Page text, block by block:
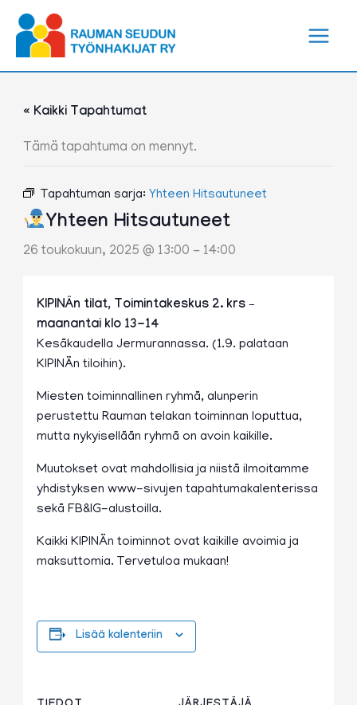
sisältöön
« Kaikki Tapahtumat
Tämä tapahtuma on mennyt.
Tapahtuman sarja:Yhteen Hitsautuneet
Yhteen Hitsautuneet
26 toukokuun, 2025 @ 13:00 - 14:00
KIPINÄn tilat, Toimintakeskus 2. krs –
maanantai klo 13-14
Kesäkaudella Jermurannassa. (1.9. palataan
KIPINÄn tiloihin).
Miesten toiminnallinen ryhmä, alunperin
perustettu Rauman telakan toiminnan loputtua,
mutta nykyisellään ryhmä on avoin kaikille.
Muutokset ovat mahdollisia ja niistä ilmoitamme
yhdistyksen www-sivujen tapahtumakalenterissa
sekä FB&IG-alustoilla.
Kaikki KIPINÄn toiminnot ovat kaikille avoimia ja
maksuttomia. Tervetuloa mukaan!
Lisää kalenteriin